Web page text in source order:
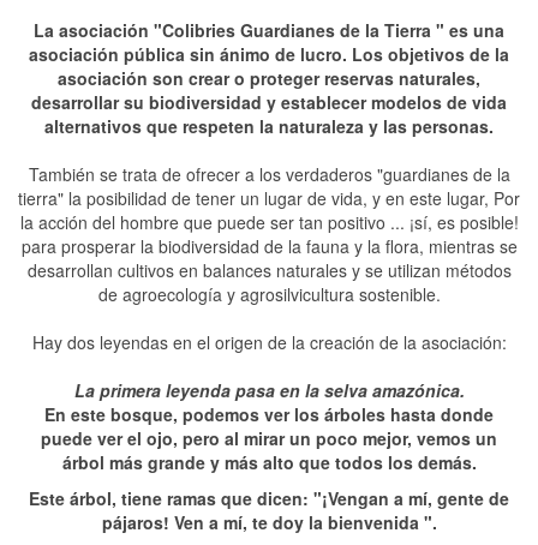
La asociación "Colibries Guardianes de la Tierra " es una
asociación pública sin ánimo de lucro. Los objetivos de la
asociación son crear o proteger reservas naturales,
desarrollar su biodiversidad y establecer modelos de vida
alternativos que respeten la naturaleza y las personas.
También se trata de ofrecer a los verdaderos "guardianes de la
tierra" la posibilidad de tener un lugar de vida, y en este lugar, Por
la acción del hombre que puede ser tan positivo ... ¡sí, es posible!
para prosperar la biodiversidad de la fauna y la flora, mientras se
desarrollan cultivos en balances naturales y se utilizan métodos
de agroecología y agrosilvicultura sostenible.
Hay dos leyendas en el origen de la creación de la asociación:
La primera leyenda pasa en la selva amazónica.
En este bosque, podemos ver los árboles hasta donde
puede ver el ojo, pero al mirar un poco mejor, vemos un
árbol más grande y más alto que todos los demás.
Este árbol, tiene ramas que dicen: "¡Vengan a mí, gente de
pájaros! Ven a mí, te doy la bienvenida ".